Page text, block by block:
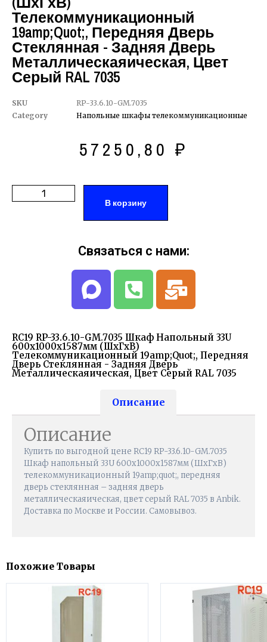
Телекоммуникационный
19amp;quot;, Передняя Дверь
Стеклянная - Задняя Дверь
Металлическаяическая, Цвет
Серый RAL 7035
SKU
RP-33.6.10-GM.7035
Category
Напольные шкафы телекоммуникационные
57250,80 ₽
В корзину
RC19 RP-33.6.10-GM.7035 Шкаф Напольный 33U
600x1000x1587мм (ШхГхВ)
Телекоммуникационный 19amp;quot;, Передняя
Дверь Стеклянная - Задняя Дверь
Металлическаяическая, Цвет Серый RAL 7035
Описание
Описание
Купить по выгодной цене RC19 RP-33.6.10-GM.7035
Шкаф напольный 33U 600x1000x1587мм (ШхГхВ)
телекоммуникационный 19amp;quot;, передняя
дверь стеклянная – задняя дверь
металлическаяическая, цвет серый RAL 7035 в Anbik.
Доставка по Москве и России. Самовывоз.
Связаться с нами:
Похожие Товары